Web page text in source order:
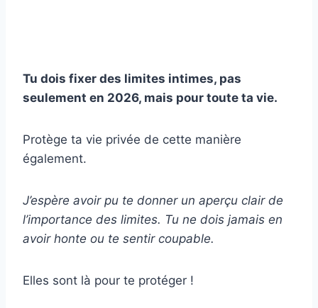
Tu dois fixer des limites intimes, pas
seulement en 2026, mais pour toute ta vie.
Protège ta vie privée de cette manière
également.
J’espère avoir pu te donner un aperçu clair de
l’importance des limites. Tu ne dois jamais en
avoir honte ou te sentir coupable.
Elles sont là pour te protéger !